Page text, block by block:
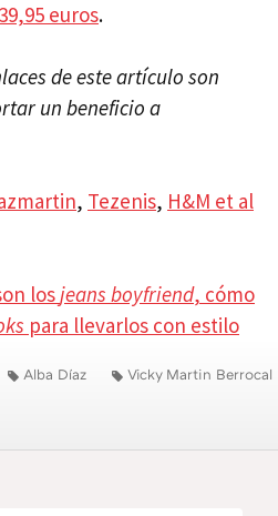
39,95 euros.
de este artículo son
un beneficio a
, Tezenis, H&M et al
losjeans boyfriend, cómo
para llevarlos con estilo
Alba Díaz Vicky Martin Berrocal